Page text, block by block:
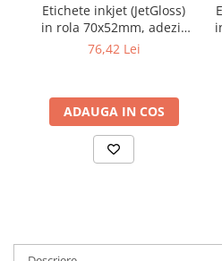
Etichete inkjet (JetGloss)
in rola 70x52mm, adeziv
permanent, 1500
76,42 Lei
ADAUGA IN COS